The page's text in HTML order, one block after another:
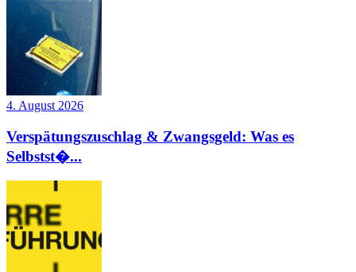
4. August 2026
Verspätungszuschlag & Zwangsgeld: Was es
Selbstst�...